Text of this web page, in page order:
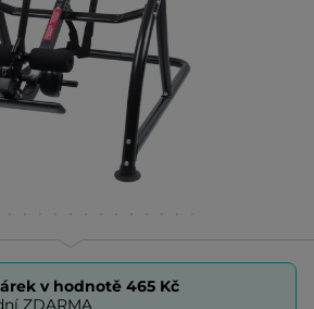
v hodnotě 465 Kč
ZDARMA